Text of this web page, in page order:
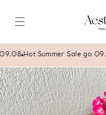
съдържанието
Hot Summer Sale до 09.08